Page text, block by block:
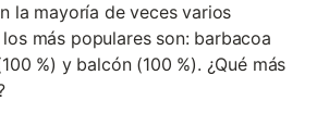
la mayoría de veces varios
más populares son: barbacoa
%) y balcón (100 %). ¿Qué más